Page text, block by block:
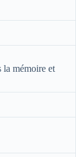
la mémoire et